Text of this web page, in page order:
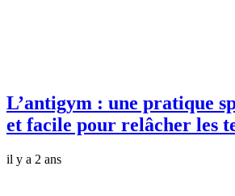
L’antigym : une pratique
et facile pour relâcher les
il y a 2 ans